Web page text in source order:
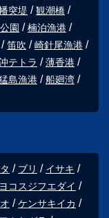
突堤
観潮橋
園
楠泊漁港
笛吹
崎針尾漁港
テトラ
薄香港
島漁港
船廻湾
ブリ
イサキ
ヨコスジフエダイ
ケンサキイカ